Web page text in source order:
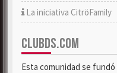
La iniciativa CitröFamily
CLUBDS.COM
Esta comunidad se fundó